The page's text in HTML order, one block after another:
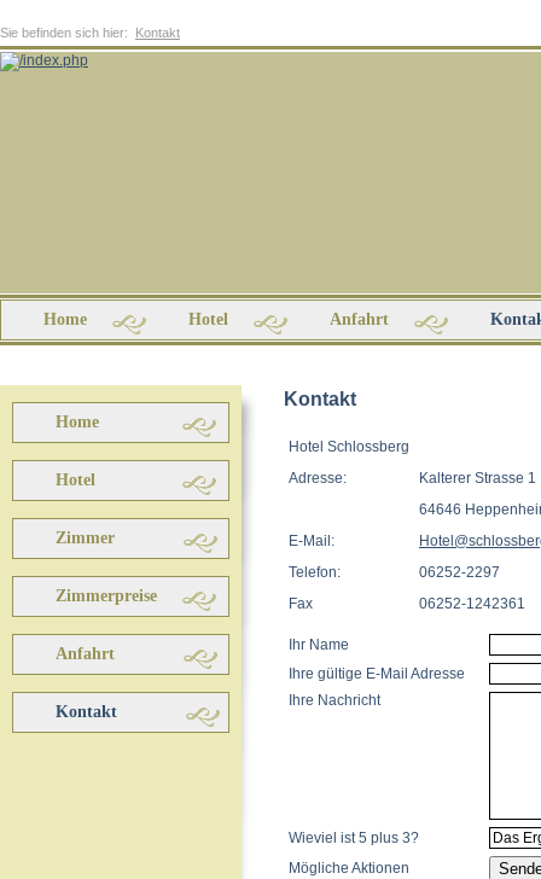
Sie befinden sich hier: Kontakt
Home Hotel Anfahrt
Home
Hotel
Zimmer
Zimmerpreise
Anfahrt
Kontakt
Kontakt
Hotel Schlossberg
Adresse:
Kalterer Strasse 1
64646
E-Mail:
Telefon:
06252-2297
Fax
06252-1242361